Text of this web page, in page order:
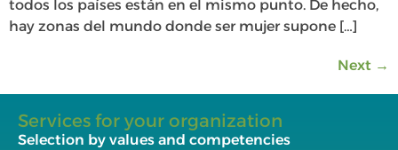
todos los países están en el mismo punto. De hecho,
hay zonas del mundo donde ser mujer supone […]
Next →
Services for your organization
Selection by values and competencies